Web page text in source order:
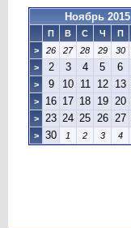
Ноябрь 2015
П В С Ч П
>
26 27 28 29 30
> 2 3 4 5 6
> 9 10 11 12 13
> 16 17 18 19 20
> 23 24 25 26 27
> 30 1 2 3 4